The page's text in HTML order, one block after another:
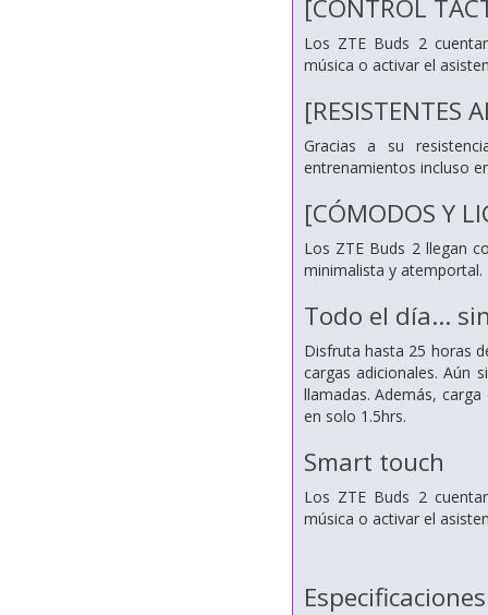
[CONTROL
Los ZTE Buds 2
música o activar el
[RESISTENTES
Gracias a su
entrenamientos incluso
[CÓMODOS Y
Los ZTE Buds 2 llegan
minimalista y atemportal.
Todo el día...
Disfruta hasta 25 horas
cargas adicionales. Aún
llamadas. Además,
en solo 1.5hrs.
Smart touch
Los ZTE Buds 2
música o activar el
Especificaciones